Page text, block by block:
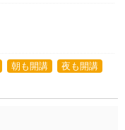
朝も開講
夜も開講